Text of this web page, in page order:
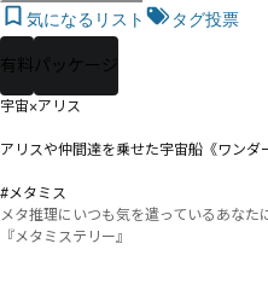
気になるリスト
タグ投票
有料 パッケージ
宇宙×アリス
アリスや仲間達を乗せた宇宙船《ワンダ
#メタミス
メタ推理にいつも気を遣っているあなた
『メタミステリー』